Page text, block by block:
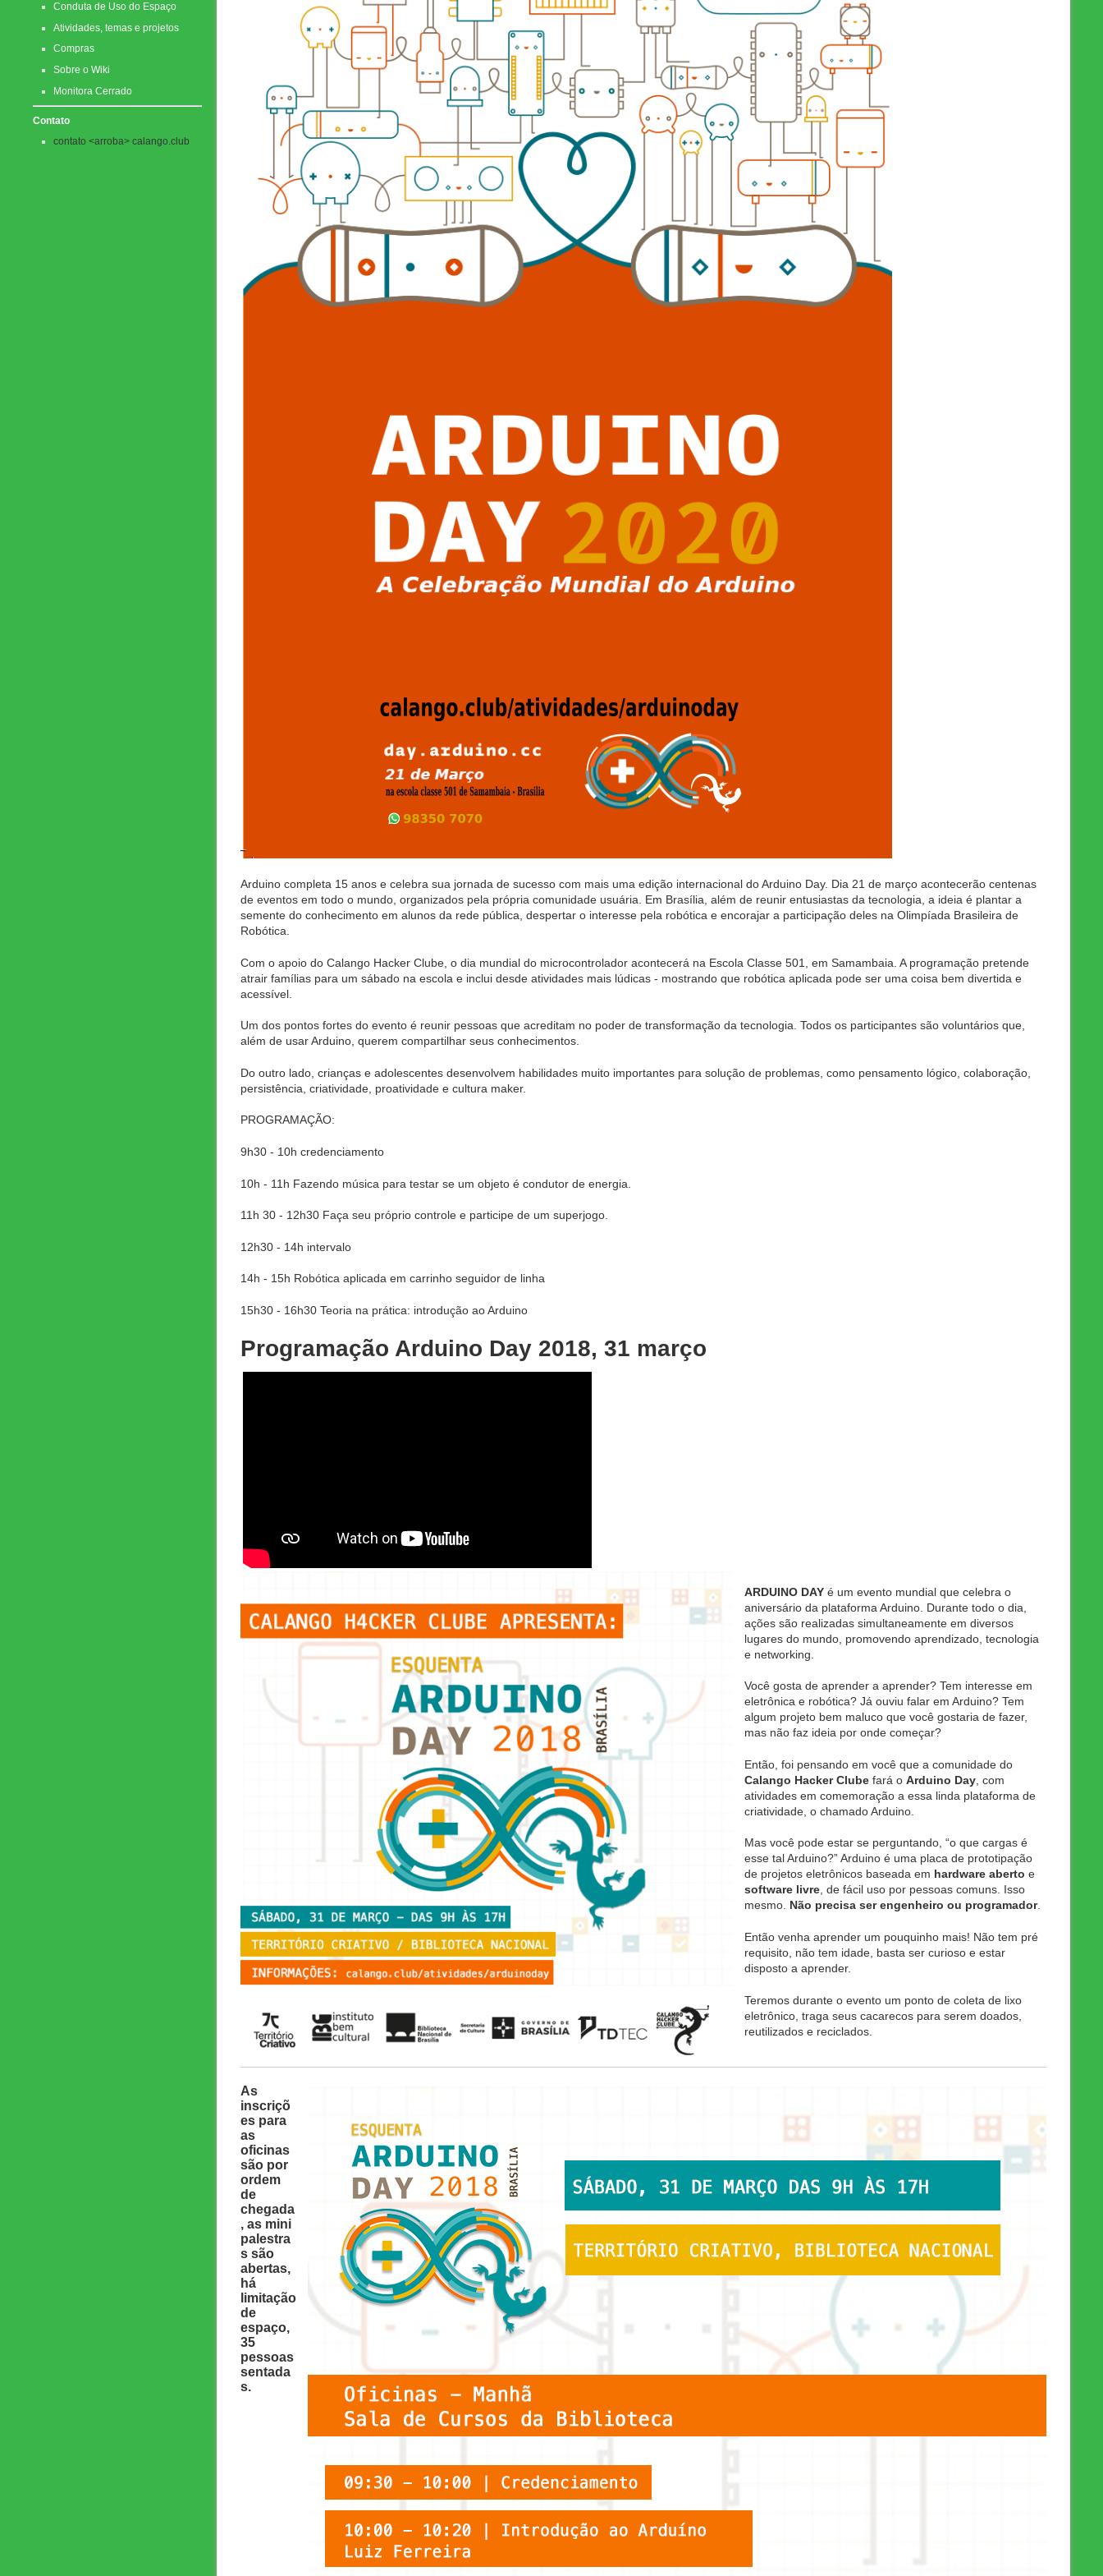
Conduta de Uso do Espaço
Atividades, temas e projetos
Compras
Sobre o Wiki
Monitora Cerrado
Contato
contato <arroba> calango.club
Arduino completa 15 anos e celebra sua jornada de sucesso com mais uma edição internacional do Arduino Day. Dia 21 de março acontecerão centenas
de eventos em todo o mundo, organizados pela própria comunidade usuária. Em Brasília, além de reunir entusiastas da tecnologia, a ideia é plantar a
semente do conhecimento em alunos da rede pública, despertar o interesse pela robótica e encorajar a participação deles na Olimpíada Brasileira de
Robótica.
Com o apoio do Calango Hacker Clube, o dia mundial do microcontrolador acontecerá na Escola Classe 501, em Samambaia. A programação pretende
atrair famílias para um sábado na escola e inclui desde atividades mais lúdicas - mostrando que robótica aplicada pode ser uma coisa bem divertida e
acessível.
Um dos pontos fortes do evento é reunir pessoas que acreditam no poder de transformação da tecnologia. Todos os participantes são voluntários que,
além de usar Arduino, querem compartilhar seus conhecimentos.
Do outro lado, crianças e adolescentes desenvolvem habilidades muito importantes para solução de problemas, como pensamento lógico, colaboração,
persistência, criatividade, proatividade e cultura maker.
PROGRAMAÇÃO:
9h30 - 10h credenciamento
10h - 11h Fazendo música para testar se um objeto é condutor de energia.
11h 30 - 12h30 Faça seu próprio controle e participe de um superjogo.
12h30 - 14h intervalo
14h - 15h Robótica aplicada em carrinho seguidor de linha
15h30 - 16h30 Teoria na prática: introdução ao Arduino
Programação Arduino Day 2018, 31 março
ARDUINO DAY é um evento mundial que celebra o
aniversário da plataforma Arduino. Durante todo o dia,
ações são realizadas simultaneamente em diversos
lugares do mundo, promovendo aprendizado, tecnologia
e networking.
Você gosta de aprender a aprender? Tem interesse em
eletrônica e robótica? Já ouviu falar em Arduino? Tem
algum projeto bem maluco que você gostaria de fazer,
mas não faz ideia por onde começar?
Então, foi pensando em você que a comunidade do
Calango Hacker Clube fará o Arduino Day , com
atividades em comemoração a essa linda plataforma de
criatividade, o chamado Arduino.
Mas você pode estar se perguntando, “o que cargas é
esse tal Arduino?” Arduino é uma placa de prototipação
de projetos eletrônicos baseada em hardware aberto e
software livre, de fácil uso por pessoas comuns. Isso
mesmo. Não precisa ser engenheiro ou programador.
Então venha aprender um pouquinho mais! Não tem pré
requisito, não tem idade, basta ser curioso e estar
disposto a aprender.
Teremos durante o evento um ponto de coleta de lixo
eletrônico, traga seus cacarecos para serem doados,
reutilizados e reciclados.
As
inscriçõ
es para
as
oficinas
são por
ordem
de
chegada
, as mini
palestra
s são
abertas,
há
limitação
de
espaço,
35
pessoas
sentada
s.